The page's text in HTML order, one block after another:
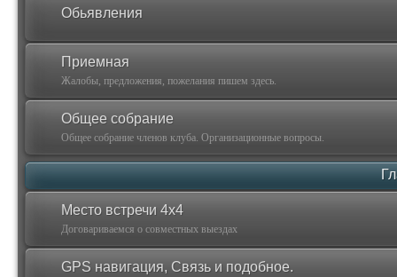
Обьявления
Приемная
Жалобы, предложения, пожелания пишем здесь.
Общее собрание
Общее собрание членов клуба. Организационные вопросы.
Место встречи 4х4
Договариваемся о совместных выездах
GPS навигация, Связь и подобное.